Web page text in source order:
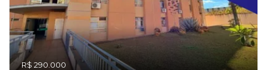
R$ 290.000